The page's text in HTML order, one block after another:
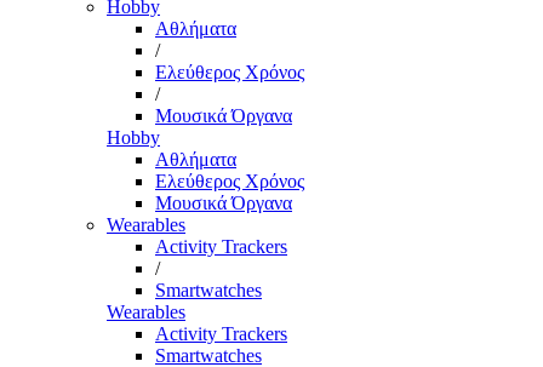
Hobby
Αθλήματα
/
Ελεύθερος Χρόνος
/
Μουσικά Όργανα
Hobby
Αθλήματα
Ελεύθερος Χρόνος
Μουσικά Όργανα
Wearables
Activity Trackers
/
Smartwatches
Wearables
Activity Trackers
Smartwatches